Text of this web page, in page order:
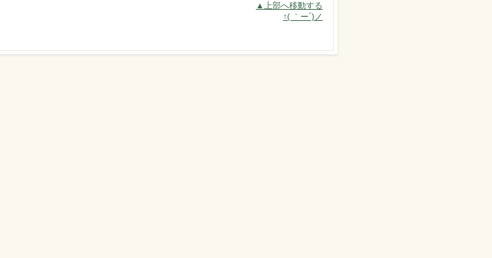
▲上部へ移動する
↑( ｀ー´)ノ